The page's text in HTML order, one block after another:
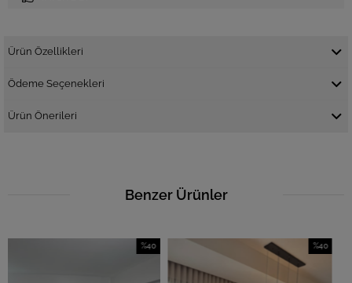
Ürün Özellikleri
Ödeme Seçenekleri
Ürün Önerileri
Benzer Ürünler
İndirim
%40İndirim